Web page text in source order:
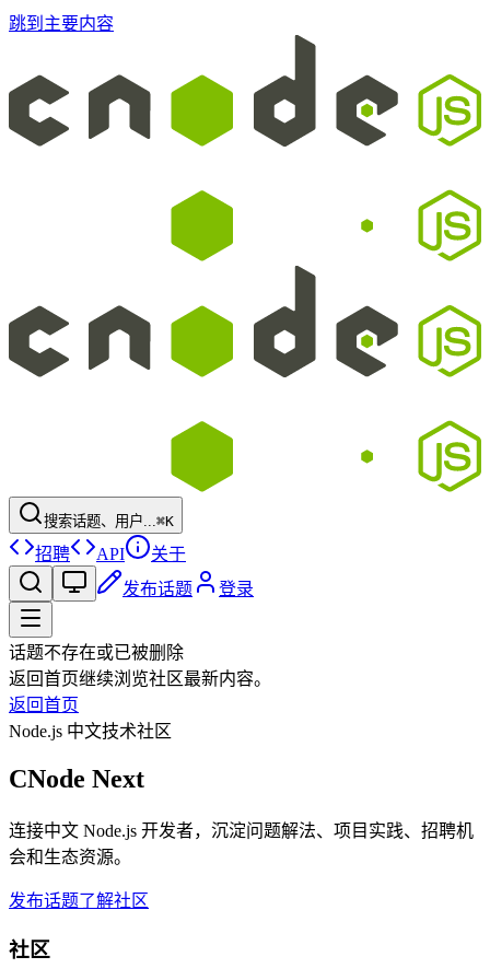
跳到主要内容
搜索话题、用户...⌘K
招聘 API
关于
发布话题
登录
话题不存在或已被删除
返回首页继续浏览社区最新内容。
返回首页
Node.js 中文技术社区
CNode Next
连接中文 Node.js 开发者，沉淀问题解法、项目实践、招聘机
会和生态资源。
发布话题了解社区
社区